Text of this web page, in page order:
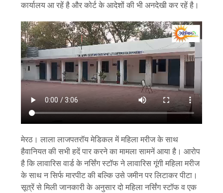
कार्यालय आ रहें है और कोर्ट के आदेशों की भी अनदेखी कर रहें है।
मेरठ। लाला लाजपतरॉय मेडिकल में महिला मरीज के साथ
हैवानियत की सभी हदें पार करने का मामला सामनें आया है। आरोप
है कि लावारिस वार्ड के नर्सिंग स्टॉफ ने लावारिस गूंगी महिला मरीज
के साथ न सिर्फ मारपीट की बल्कि उसे जमीन पर लिटाकर पीटा।
सूत्रें से मिली जानकारी के अनुसार दो महिला नर्सिंग स्टॉफ व एक